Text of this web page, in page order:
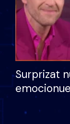
Surprizat
nëna dhe
nuk i